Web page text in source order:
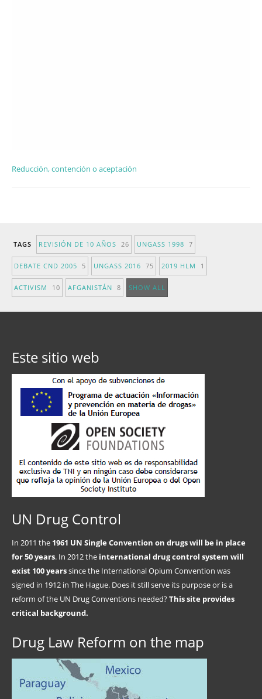
Reducción, contención o aceptación
TAGS REVISIÓN DE 10 AÑOS 26 UNGASS 1998 7
DEBATE CND 2005 5 UNGASS 2016 75 2019 HLM 1
ACTIVISM 10 AFGANISTÁN 8 SHOW ALL
Este sitio web
UN Drug Control
In 2011 the 1961 UN Single Convention on drugs will be in place
for 50 years. In 2012 the international drug control system will
exist 100 yearssince the International Opium Convention was
signed in 1912 in The Hague. Does it still serve its purpose or is a
reform of the UN Drug Conventions needed?This site provides
critical background.
Drug Law Reform on the map